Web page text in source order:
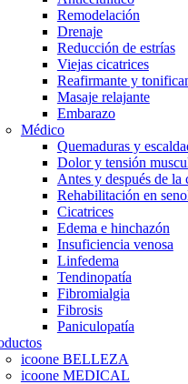
Remodelación
Drenaje
Reducción de estrías
Viejas cicatrices
Reafirmante y
Masaje relajante
Embarazo
Médico
Quemaduras y
Dolor y tensión
Antes y después de la
Rehabilitación en
Cicatrices
Edema e hinchazón
Insuficiencia venosa
Linfedema
Tendinopatía
Fibromialgia
Fibrosis
Paniculopatía
icoone BELLEZA
icoone MEDICAL